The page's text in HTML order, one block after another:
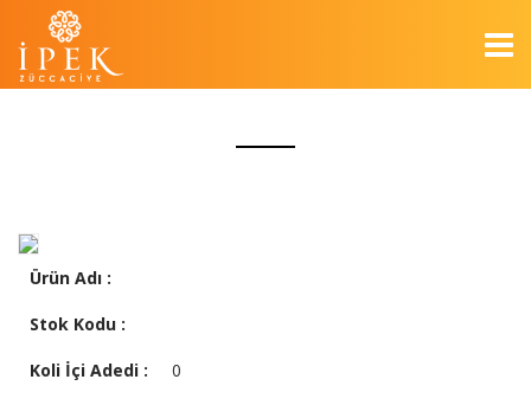
Ürün Adı :
Stok Kodu :
Koli İçi Adedi : 0